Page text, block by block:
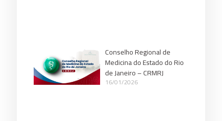
Conselho Regional de
Medicina do Estado do Rio
de Janeiro – CRMRJ
16/01/2026